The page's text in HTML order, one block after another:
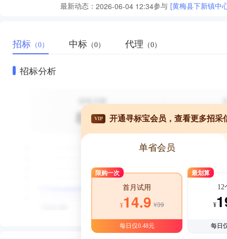
最新动态： 2026-06-04 12:34参与 [黄梅县下新镇中
招标 （0） 中标 （0） 代理 （0）
招标分析
VIP 开通寻标宝会员，查看更多招采
单省会员
限购一次
首月试用
¥14.9 ¥39
每日仅0.48元
最划算
12
¥
每日